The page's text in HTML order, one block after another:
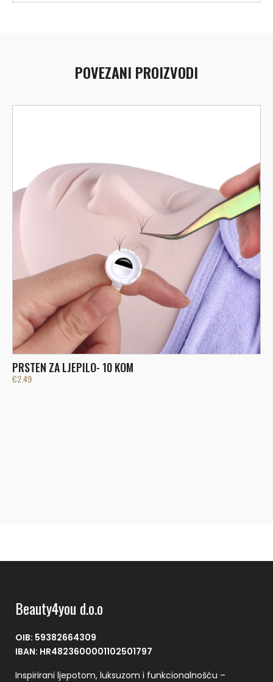
POVEZANI PROIZVODI
PRSTEN ZA LJEPILO- 10 KOM
€2.49
Beauty4you d.o.o
OIB: 59382664309
IBAN: HR4823600001102501797
Inspirirani ljepotom, luksuzom i funkcionalnošću –